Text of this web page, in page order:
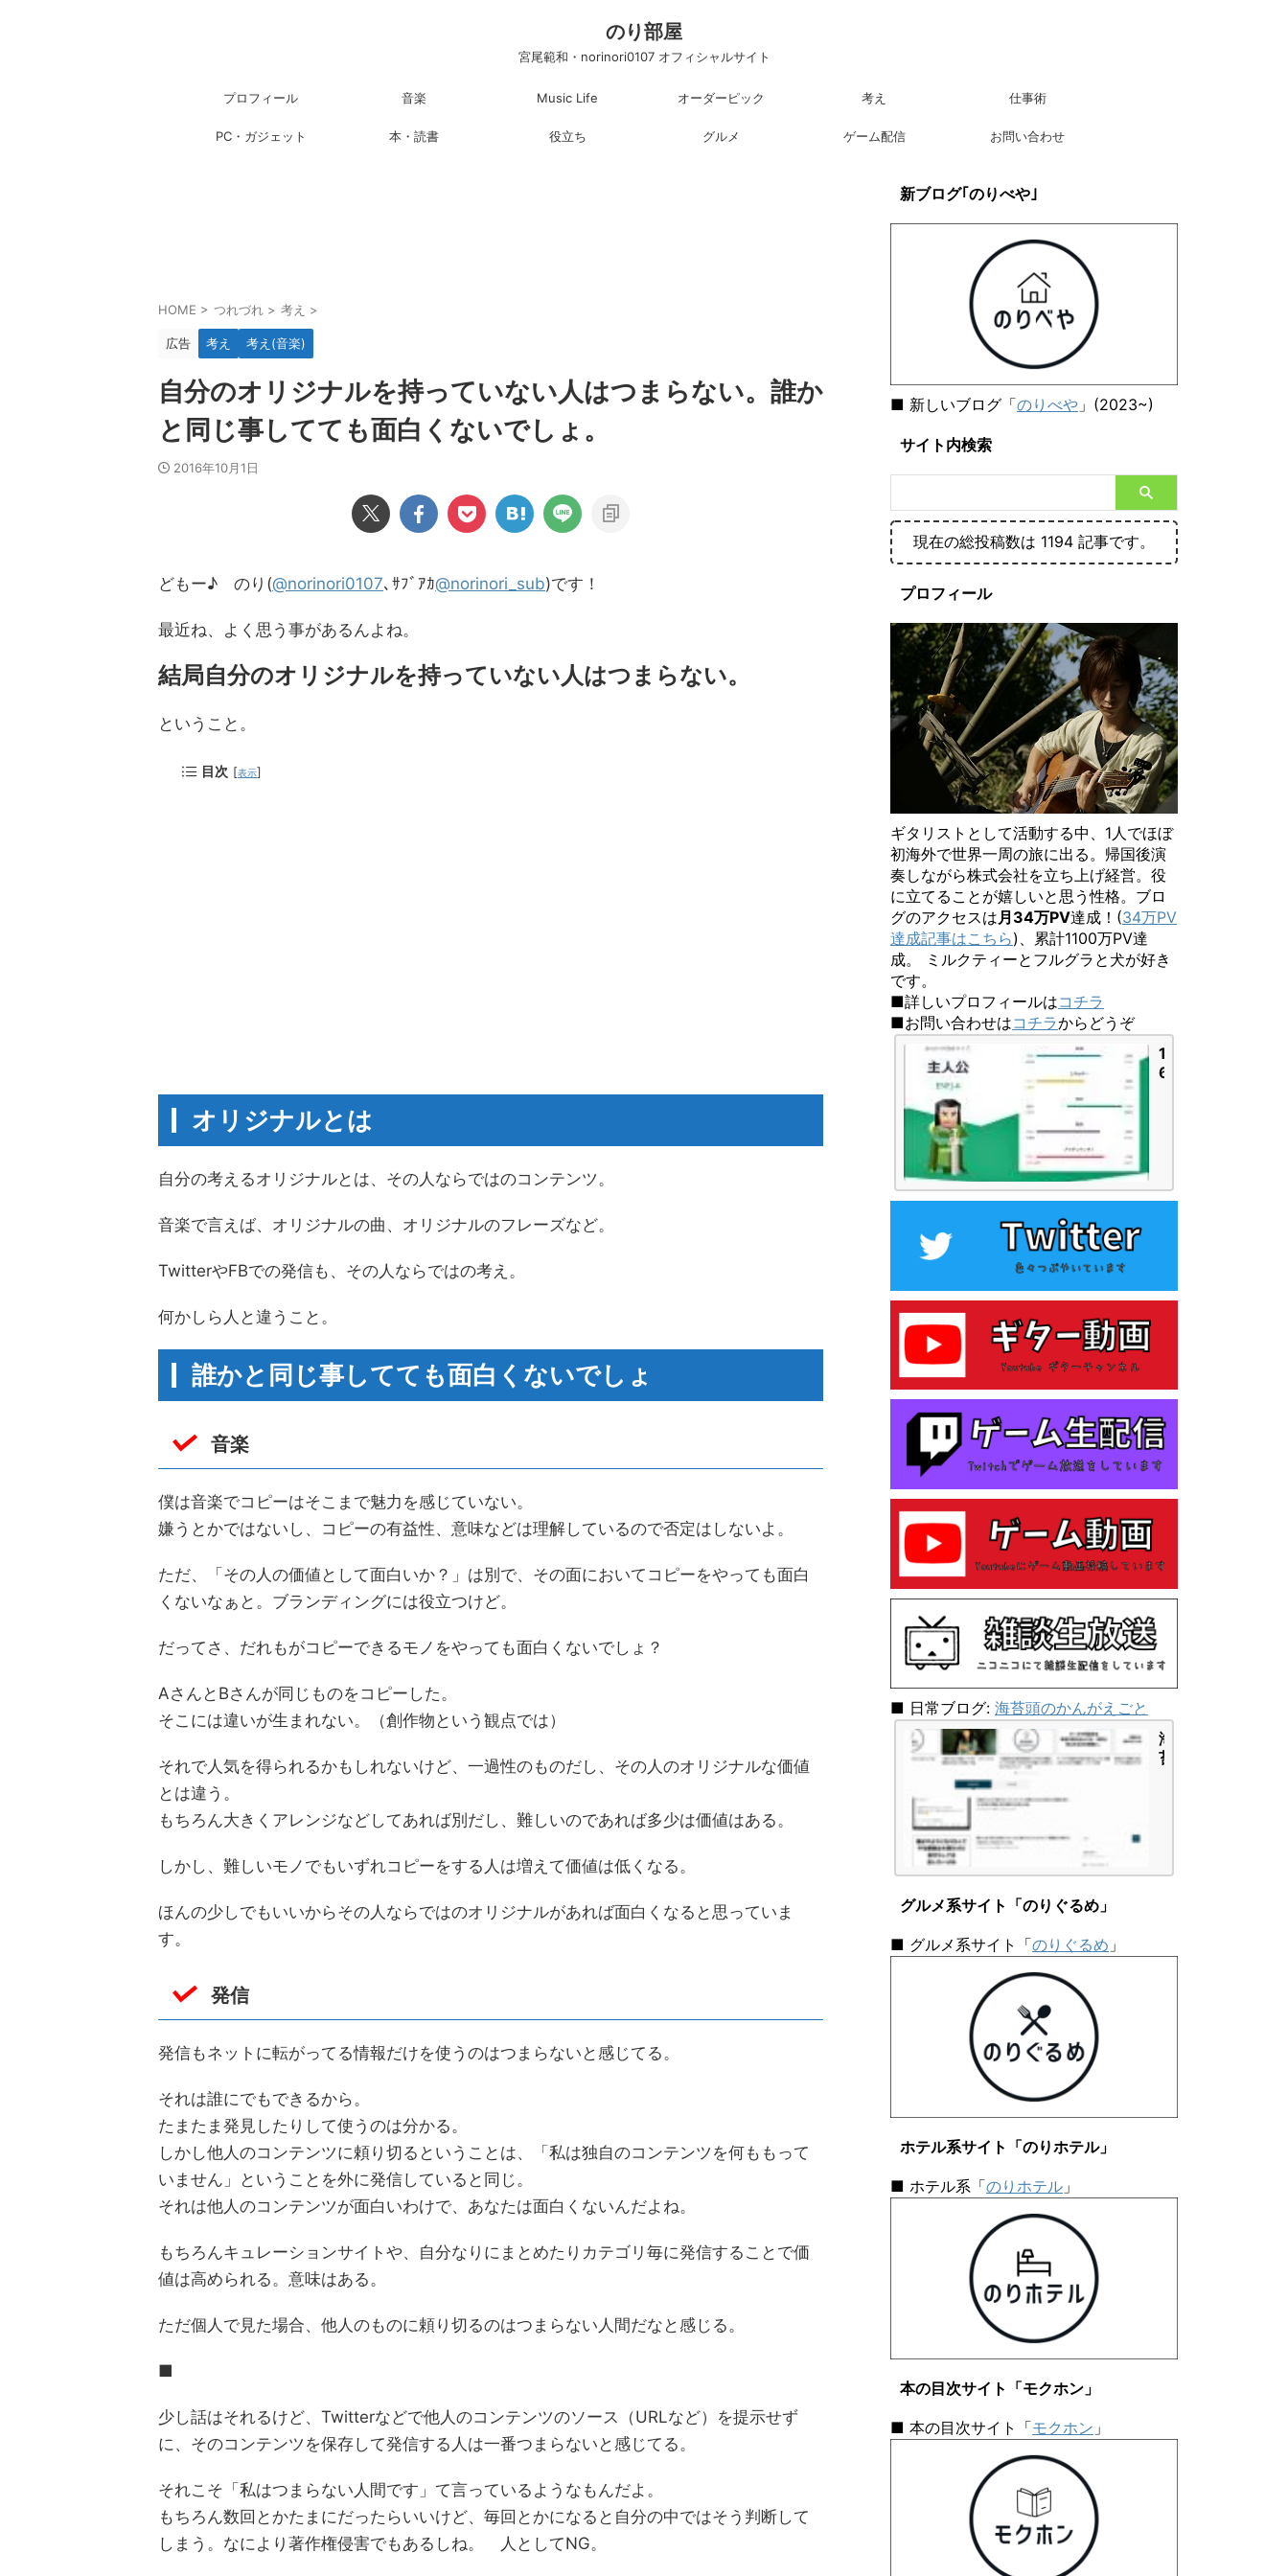
のり部屋
宮尾範和・norinori0107 オフィシャルサイト
プロフィール 音楽 Music Life オーダーピック 考え 仕事術
PC・ガジェット 本・読書 役立ち グルメ ゲーム配信 お問い合わせ
HOME > つれづれ > 考え >
広告 考え 考え(音楽)
自分のオリジナルを持っていない人はつまらない。誰か
と同じ事してても面白くないでしょ。
2016年10月1日
どもー♪ のり(@norinori0107､ｻﾌﾞｱｶ@norinori_sub)です！
最近ね、よく思う事があるんよね。
結局自分のオリジナルを持っていない人はつまらない。
ということ。
目次 [表示]
オリジナルとは
自分の考えるオリジナルとは、その人ならではのコンテンツ。
音楽で言えば、オリジナルの曲、オリジナルのフレーズなど。
TwitterやFBでの発信も、その人ならではの考え。
何かしら人と違うこと。
誰かと同じ事してても面白くないでしょ
音楽
僕は音楽でコピーはそこまで魅力を感じていない。
嫌うとかではないし、コピーの有益性、意味などは理解しているので否定はしないよ。
ただ、「その人の価値として面白いか？」は別で、その面においてコピーをやっても面白
くないなぁと。ブランディングには役立つけど。
だってさ、だれもがコピーできるモノをやっても面白くないでしょ？
AさんとBさんが同じものをコピーした。
そこには違いが生まれない。（創作物という観点では）
それで人気を得られるかもしれないけど、一過性のものだし、その人のオリジナルな価値
とは違う。
もちろん大きくアレンジなどしてあれば別だし、難しいのであれば多少は価値はある。
しかし、難しいモノでもいずれコピーをする人は増えて価値は低くなる。
ほんの少しでもいいからその人ならではのオリジナルがあれば面白くなると思っていま
す。
発信
発信もネットに転がってる情報だけを使うのはつまらないと感じてる。
それは誰にでもできるから。
たまたま発見したりして使うのは分かる。
しかし他人のコンテンツに頼り切るということは、「私は独自のコンテンツを何ももって
いません」ということを外に発信していると同じ。
それは他人のコンテンツが面白いわけで、あなたは面白くないんだよね。
もちろんキュレーションサイトや、自分なりにまとめたりカテゴリ毎に発信することで価
値は高められる。意味はある。
ただ個人で見た場合、他人のものに頼り切るのはつまらない人間だなと感じる。
■
少し話はそれるけど、Twitterなどで他人のコンテンツのソース（URLなど）を提示せず
に、そのコンテンツを保存して発信する人は一番つまらないと感じてる。
それこそ「私はつまらない人間です」て言っているようなもんだよ。
もちろん数回とかたまにだったらいいけど、毎回とかになると自分の中ではそう判断して
しまう。なにより著作権侵害でもあるしね。 人としてNG。
新ブログ｢のりべや｣
■ 新しいブログ「のりべや 」(2023~)
サイト内検索
現在の総投稿数は 1194 記事です。
プロフィール
ギタリストとして活動する中、1人でほぼ
初海外で世界一周の旅に出る。帰国後演
奏しながら株式会社を立ち上げ経営。役
に立てることが嬉しいと思う性格。ブロ
グのアクセスは 月34万PV達成！(34万PV
達成記事はこちら)、累計1100万PV達
成。 ミルクティーとフルグラと犬が好き
です。
■詳しいプロフィールはコチラ
■お問い合わせはコチラからどうぞ
1
6
n
a
e
断
テ
ス
ト
を
し
ら
「主
N
F
-
A」
タ
|
の
■ 日常ブログ: 海苔頭のかんがえごと
海
苔
え
グルメ系サイト「のりぐるめ」
■ グルメ系サイト「のりぐるめ 」
ホテル系サイト「のりホテル」
■ ホテル系「のりホテル 」
本の目次サイト「モクホン」
■ 本の目次サイト「モクホン 」